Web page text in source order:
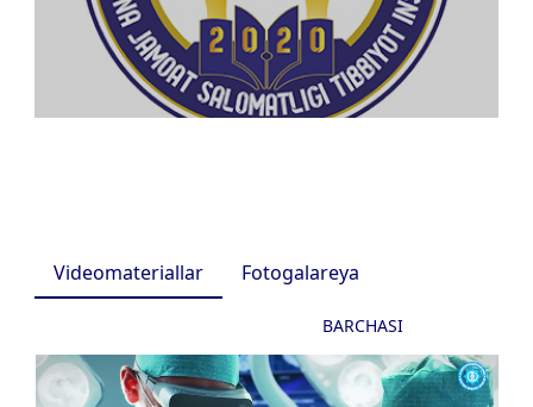
Videomateriallar Fotogalareya
BARCHASI